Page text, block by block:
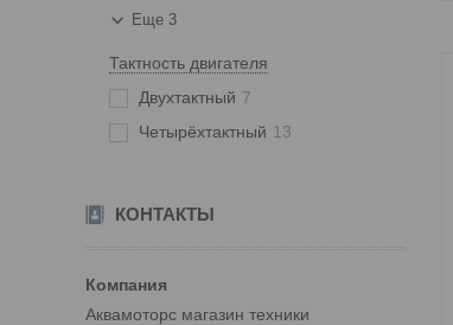
Еще 3
Тактность двигателя
Двухтактный 7
Четырёхтактный 13
КОНТАКТЫ
Аквамоторс магазин техники